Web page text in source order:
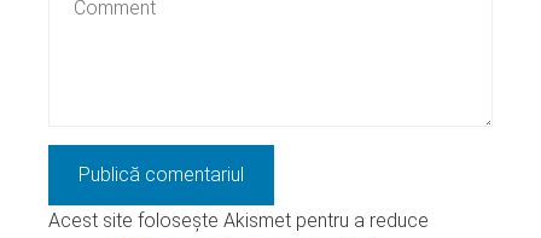
Acest site folosește Akismet pentru a reduce